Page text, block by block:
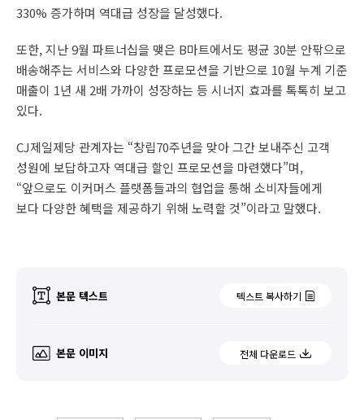
330% 증가하며 역대급 성장을 달성했다.
또한, 지난 9월 파트너십을 맺은 B마트에서도 평균 30분 안팎으로
배송해주는 서비스와 다양한 프로모션을 기반으로 10월 누계 기준
매출이 1년 새 2배 가까이 성장하는 등 시너지 효과를 톡톡히 보고
있다.
CJ제일제당 관계자는 “창립70주년을 맞아 그간 보내주신 고객
성원에 보답하고자 역대급 할인 프로모션을 마련했다”며,
“앞으로도 이커머스 플랫폼들과의 협업을 통해 소비자들에게
보다 다양한 혜택을 제공하기 위해 노력할 것”이라고 말했다.
본문 텍스트 텍스트 복사하기
본문 이미지 전체 다운로드